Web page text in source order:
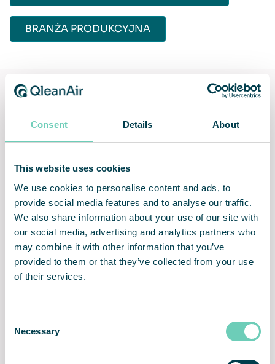
Consent Details About
This website uses cookies
We use cookies to personalise content and ads, to
provide social media features and to analyse our traffic.
We also share information about your use of our site with
our social media, advertising and analytics partners who
may combine it with other information that you’ve
provided to them or that they’ve collected from your use
of their services.
Selection
Necessary
BRANŻA PRODUKCYJNA
Korzyści
Oczyszczacz FS 90 Standard zapewnia bezpieczniejsze i
czystsze powietrze w pomieszczeniach. Czystsze powietrze
poziom czystości zapasów, dzięki czemu firma staje się
klientów. FS 90 Standard to jeden z najbardziej wydajnych
dostępnych na rynku przemysłowych oczyszczaczy
powietrza, który jednocześnie jest bardzo
energooszczędny i cichy. Oczyszczacz wykorzystuje
wielostopniową filtrację mechaniczną i automatyczną
regulację przepływu powietrza, gwarantując skuteczne
oczyszczanie powietrza przez długi czas. Działa niezależnie
obiektów o ograniczonej powierzchni polecamy również
model FS 90 Ceiling.